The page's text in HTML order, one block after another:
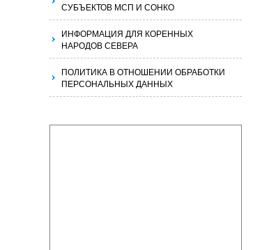
СУБЪЕКТОВ МСП И СОНКО
ИНФОРМАЦИЯ ДЛЯ КОРЕННЫХ
НАРОДОВ СЕВЕРА
ПОЛИТИКА В ОТНОШЕНИИ ОБРАБОТКИ
ПЕРСОНАЛЬНЫХ ДАННЫХ